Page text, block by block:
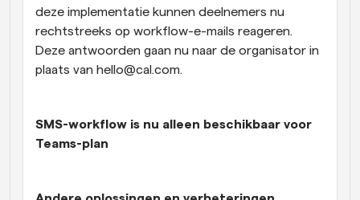
deze implementatie kunnen deelnemers nu
rechtstreeks op workflow-e-mails reageren.
Deze antwoorden gaan nu naar de organisator in
plaats van hello@cal.com.
SMS-workflow is nu alleen beschikbaar voor
Teams-plan